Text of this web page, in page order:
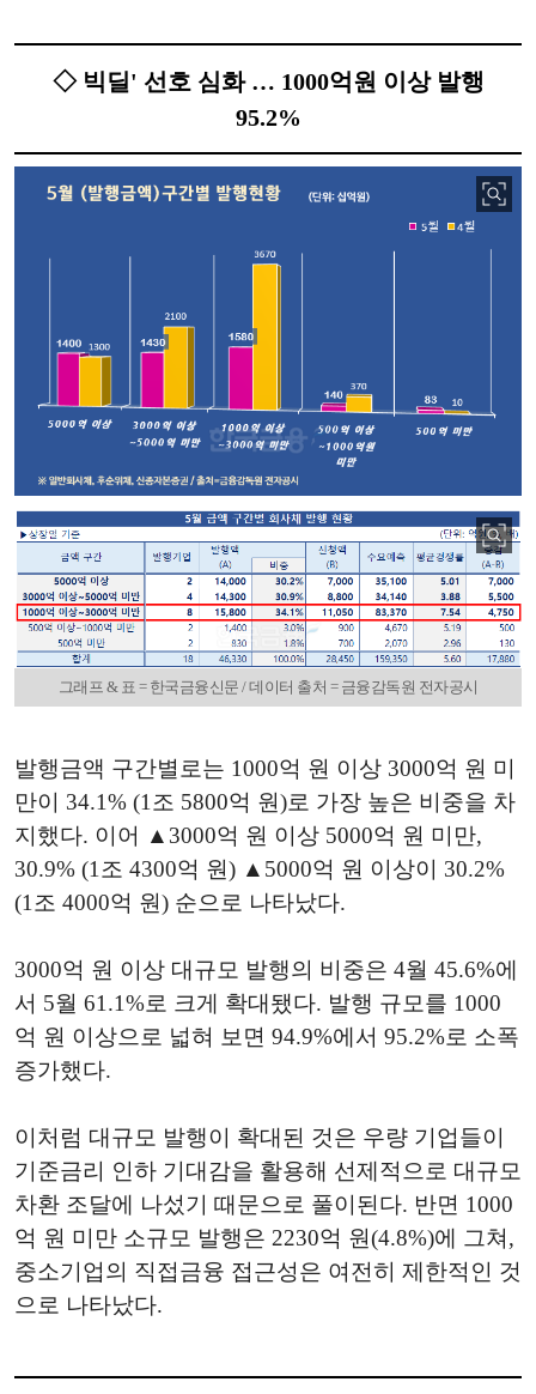
◇ 빅딜' 선호 심화 … 1000억원 이상 발행
95.2%
그래프 & 표 = 한국금융신문 / 데이터 출처 = 금융감독원 전자공시
발행금액 구간별로는 1000억 원 이상 3000억 원 미
만이 34.1% (1조 5800억 원)로 가장 높은 비중을 차
지했다. 이어 ▲3000억 원 이상 5000억 원 미만,
30.9% (1조 4300억 원) ▲5000억 원 이상이 30.2%
(1조 4000억 원) 순으로 나타났다.
3000억 원 이상 대규모 발행의 비중은 4월 45.6%에
서 5월 61.1%로 크게 확대됐다. 발행 규모를 1000
억 원 이상으로 넓혀 보면 94.9%에서 95.2%로 소폭
증가했다.
이처럼 대규모 발행이 확대된 것은 우량 기업들이
기준금리 인하 기대감을 활용해 선제적으로 대규모
차환 조달에 나섰기 때문으로 풀이된다. 반면 1000
억 원 미만 소규모 발행은 2230억 원(4.8%)에 그쳐,
중소기업의 직접금융 접근성은 여전히 제한적인 것
으로 나타났다.